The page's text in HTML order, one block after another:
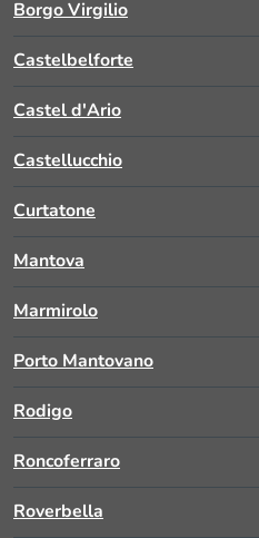
Borgo Virgilio
Castelbelforte
Castel d'Ario
Castellucchio
Curtatone
Mantova
Marmirolo
Porto Mantovano
Rodigo
Roncoferraro
Roverbella